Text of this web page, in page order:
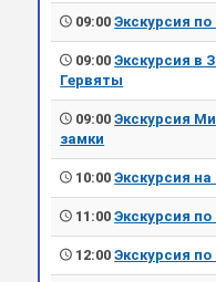
09:00Экскурсия
09:00Экскурсия в
Гервяты
09:00Экскурсия
замки
10:00Экскурсия
11:00Экскурсия
12:00Экскурсия